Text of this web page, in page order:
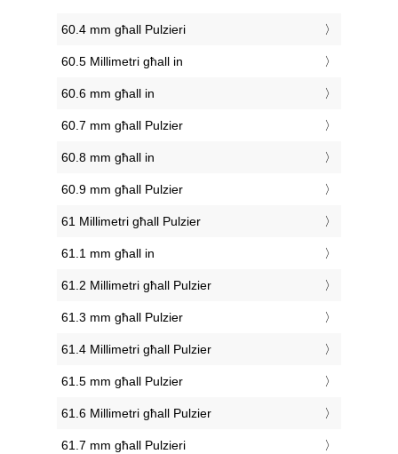
60.4 mm għall Pulzieri
60.5 Millimetri għall in
60.6 mm għall in
60.7 mm għall Pulzier
60.8 mm għall in
60.9 mm għall Pulzier
61 Millimetri għall Pulzier
61.1 mm għall in
61.2 Millimetri għall Pulzier
61.3 mm għall Pulzier
61.4 Millimetri għall Pulzier
61.5 mm għall Pulzier
61.6 Millimetri għall Pulzier
61.7 mm għall Pulzieri